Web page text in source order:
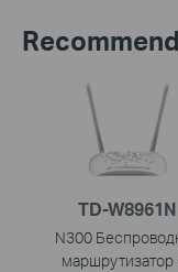
TD-W8961N
N300
маршрутизатор